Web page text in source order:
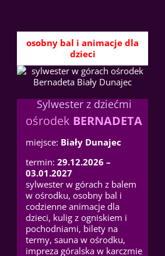
osobny bal i animacje dla
dzieci
Sylwester z dziećmi
ośrodek BERNADETA
miejsce: Biały Dunajec
termin: 29.12.2026 –
03.01.2027
sylwester w górach z balem
w ośrodku, osobny bal i
codzienne animacje dla
dzieci, kulig z ogniskiem i
pochodniami, bilety na
termy, sauna w ośrodku,
impreza góralska w karczmie